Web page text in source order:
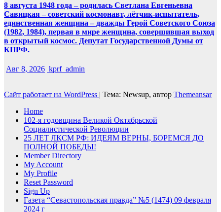
8 августа 1948 года – родилась Светлана Евгеньевна
Савицкая – советский космонавт, лётчик-испытатель,
единственная женщина – дважды Герой Советского Союза
(1982, 1984), первая в мире женщина, совершившая выход
в открытый космос. Депутат Государственной Думы от
КПРФ.
Авг 8, 2026 kprf_admin
Сайт работает на WordPress | Тема: Newsup, автор Themeansar
Home
102-я годовщина Великой Октябрьской
Социалистической Революции
25 ЛЕТ ЛКСМ РФ: ИДЕЯМ ВЕРНЫ, БОРЕМСЯ ДО
ПОЛНОЙ ПОБЕДЫ!
Member Directory
My Account
My Profile
Reset Password
Sign Up
Газета “Севастопольская правда” №5 (1474) 09 февраля
2024 г